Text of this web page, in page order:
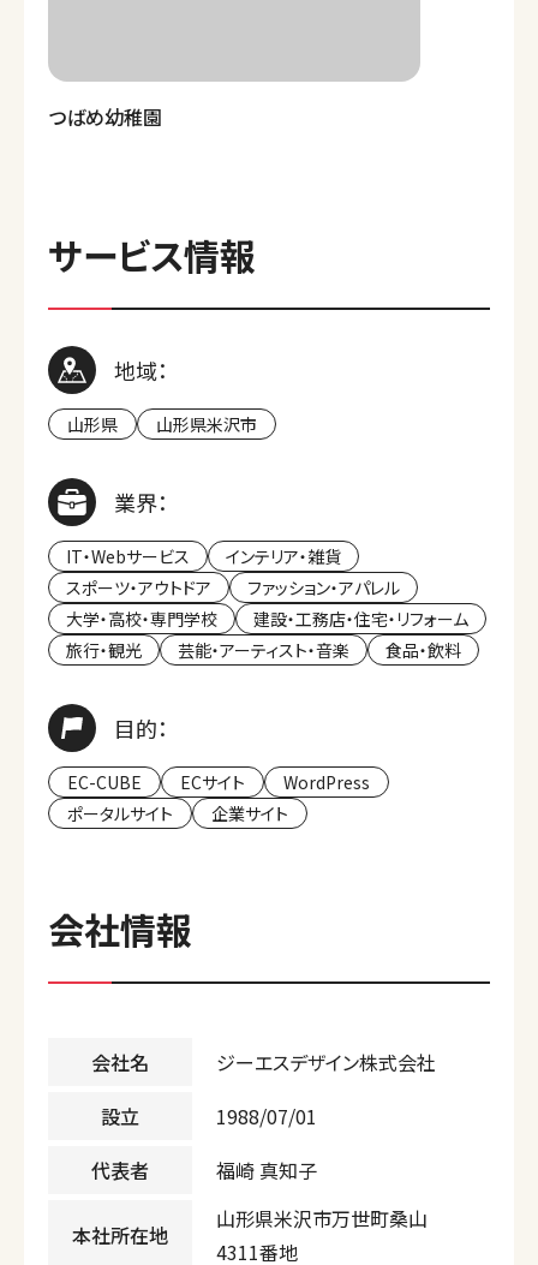
つばめ幼稚園
サービス情報
地域：
山形県 山形県米沢市
業界：
IT・Webサービス
インテリア・雑貨
スポーツ・アウトドア
ファッション・アパレル
大学・高校・専門学校
建設・工務店・住宅・リフォーム
旅行・観光
芸能・アーティスト・音楽 食品・飲料
目的：
EC-CUBE ECサイト
WordPress
ポータルサイト
企業サイト
会社情報
会社名
ジーエスデザイン株式会社
設立
1988/07/01
代表者
福崎 真知子
本社所在地
山形県米沢市万世町桑山
4311番地